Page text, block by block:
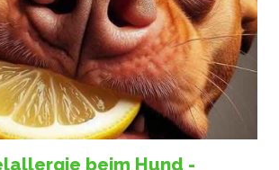
beim Hund -